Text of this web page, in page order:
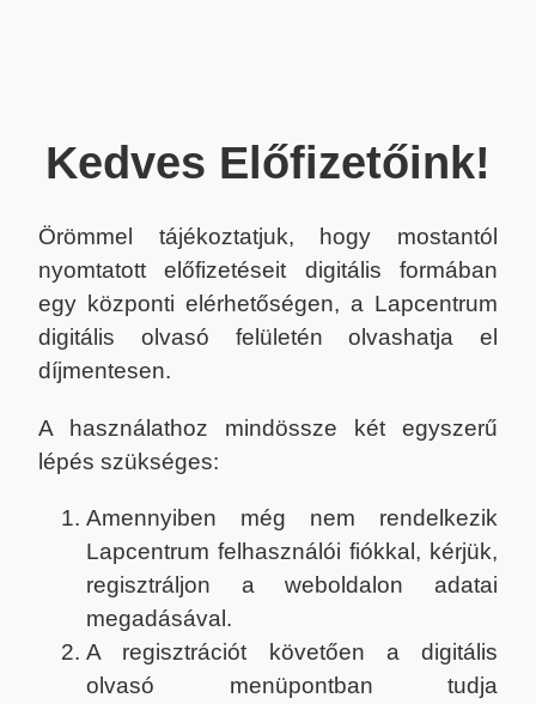
Kedves Előfizetőink!
Örömmel tájékoztatjuk, hogy mostantól
nyomtatott előfizetéseit digitális formában
egy központi elérhetőségen, a Lapcentrum
digitális olvasó felületén olvashatja el
díjmentesen.
A használathoz mindössze két egyszerű
lépés szükséges:
Amennyiben még nem rendelkezik
Lapcentrum felhasználói fiókkal, kérjük,
regisztráljon a weboldalon adatai
megadásával.
A regisztrációt követően a digitális
olvasó menüpontban tudja